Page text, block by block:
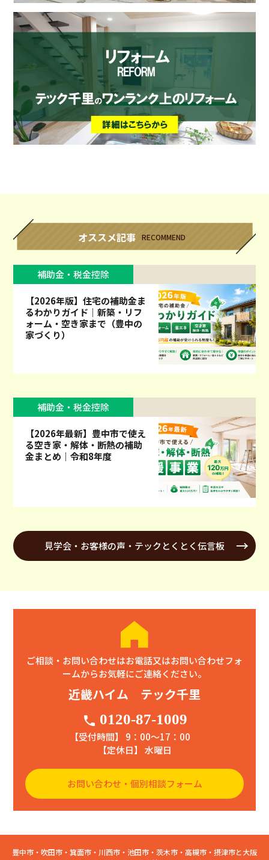
オススメ記事 RECOMMEND
補助金・税金控除
【2026年版】住宅の補助金ま
るわかりガイド｜新築・リフ
ォーム・空き家まで（豊中の
家づくり）
補助金・税金控除
【2026年最新】豊中市で使え
る空き家・解体・断熱の補助
金まとめ｜令和8年度
見学会・お客様の声・テックとくとく伝言板
ご相談・お問い合わせはお電話又はお問い合わせフォ
ームからお気軽にご連絡ください。
近畿ハイム テック千里
phone 0120-87-1009
【受付時間】 9：00〜17：00
【定休日】 水曜日
お問い合わせ・個別相談フォーム
豊中市・吹田市・箕面市・川西市・池田市・茨木市・高槻市・摂津市と大阪